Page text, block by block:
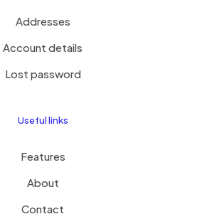
Addresses
Account details
Lost password
Useful links
Features
About
Contact